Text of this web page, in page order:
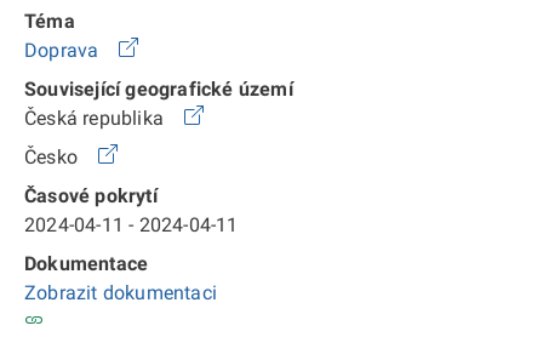
Téma
Doprava
Související geografické území
Česká republika
Česko
Časové pokrytí
2024-04-11 - 2024-04-11
Dokumentace
Zobrazit dokumentaci